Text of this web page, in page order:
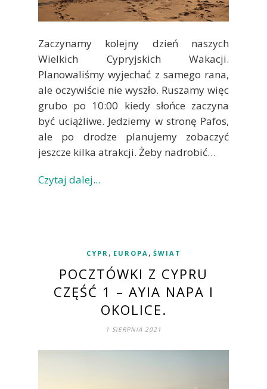
Zaczynamy kolejny dzień naszych
Wielkich Cypryjskich Wakacji.
Planowaliśmy wyjechać z samego rana,
ale oczywiście nie wyszło. Ruszamy więc
grubo po 10:00 kiedy słońce zaczyna
być uciążliwe. Jedziemy w stronę Pafos,
ale po drodze planujemy zobaczyć
jeszcze kilka atrakcji. Żeby nadrobić…
Czytaj dalej...
CYPR , EUROPA , ŚWIAT
POCZTÓWKI Z CYPRU
CZĘŚĆ 1 – AYIA NAPA I
OKOLICE.
1 SIERPNIA 2021